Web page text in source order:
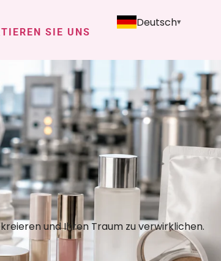
SIE UNS
Deutsch
und Ihren Traum zu verwirklichen.